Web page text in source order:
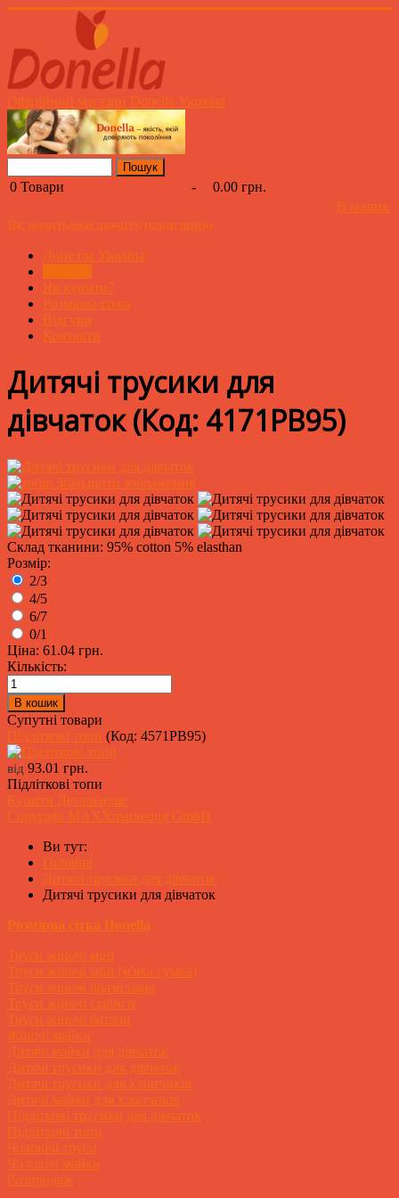
Офіційний магазин Donella Україна
0 Товари -
0.00 грн.
В кошик
Включить/выключить навигацию
Донелла Україна
Як купити?
Розмірна сітка
Відгуки
Контакти
Дитячі трусики для
дівчаток(Код: 4171PB95)
Збільшити зображення
Склад тканини: 95% cotton 5% elasthan
Розмір:
2/3
4/5
6/7
0/1
Ціна: 61.04 грн.
Кількість:
Супутні товари
Підліткові топи (Код: 4571PB95)
від 93.01 грн.
Підліткові топи
Купити Детальніше
Copyright MAXXmarketing GmbH
Ви тут:
Головна
Дитячі трусики для дівчаток
Дитячі трусики для дівчаток
Розмірна сітка Donella
Труси жіночі міні
Труси жіночі міні (м'яка гумка)
Труси жіночі бразиліана
Труси жіночі стрінги
Труси жіночі батали
Жіночі майки
Дитячі майки для дівчаток
Дитячі трусики для дівчаток
Дитячі трусики для хлопчиків
Дитячі майки для хлопчиків
Підліткові трусики для дівчаток
Підліткові топи
Чоловічі труси
Чоловічі майки
Розпродаж